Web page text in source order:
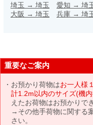
埼玉 → 埼玉 愛知 → 埼
大阪 → 埼玉 兵庫 → 埼
重要なご案内
お預かり荷物はお一人様
計1.2m以内のサイズ(機
えたお荷物はお預かりで
→その他手荷物に関する
さい。